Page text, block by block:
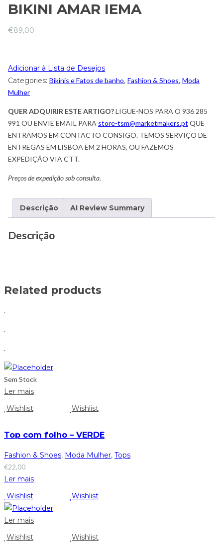
BIKINI AMAR IEMA
€89,00
Adicionar à Lista de Desejos
Categories: Bikinis e Fatos de banho, Fashion & Shoes, Moda
Mulher
QUER ADQUIRIR ESTE ARTIGO?LIGUE-NOS PARA O 936 285
991 OU ENVIE EMAIL PARA store-tsm@marketmakers.pt QUE
ENTRAMOS EM CONTACTO CONSIGO. TEMOS SERVIÇO DE
ENTREGAS EM LISBOA EM 2 HORAS, OU FAZEMOS
EXPEDIÇÃO VIA CTT.
Preços de expedição sob consulta.
Descrição AI Review Summary
Descrição
Related products
.
.
.
Sem Stock
Ler mais
Wishlist
Wishlist
Top com folho – VERDE
Fashion & Shoes, Moda Mulher, Tops
€22,00
Ler mais
Wishlist
Wishlist
Ler mais
Wishlist
Wishlist